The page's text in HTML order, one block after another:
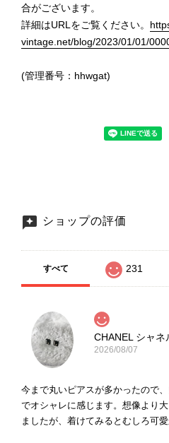
合がございます。
詳細はURLをご覧ください。
vintage.net/blog/2023/01/01/
(管理番号：hhwgat)
ショップの評価
すべて 231
2026/08/07
今まで丸いピアスが多かったので
でオシャレに感じます。想像より
ましたが、着けてみるとむしろ可